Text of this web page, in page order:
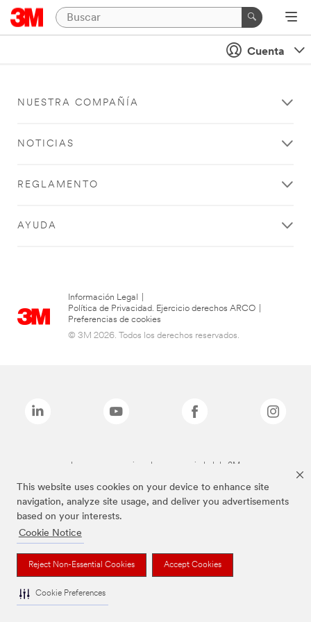
This website uses cookies on your device to enhance site
navigation, analyze site usage, and deliver you advertisements
based on your interests.
Cookie Notice
Reject Non-Essential Cookies Accept Cookies
Cookie Preferences
Cuenta
NUESTRA COMPAÑÍA
NOTICIAS
REGLAMENTO
AYUDA
Información Legal
Política de Privacidad. Ejercicio derechos ARCO
Preferencias de cookies
© 3M 2026. Todos los derechos reservados.
Las marcas mencionadas son propiedad de 3M